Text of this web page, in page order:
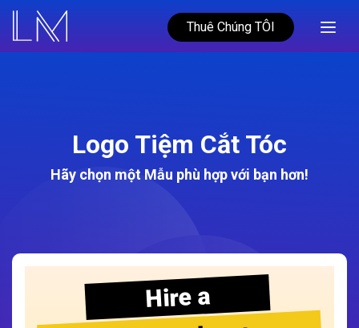
Thuê Chúng TÔI
Logo Tiệm Cắt Tóc
Hãy chọn một Mẫu phù hợp với bạn hơn!
Hire a